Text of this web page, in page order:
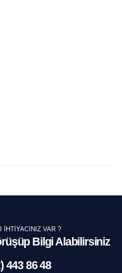
İHTIYACINIZ VAR ?
Bilgi Alabilirsiniz
443 86 48